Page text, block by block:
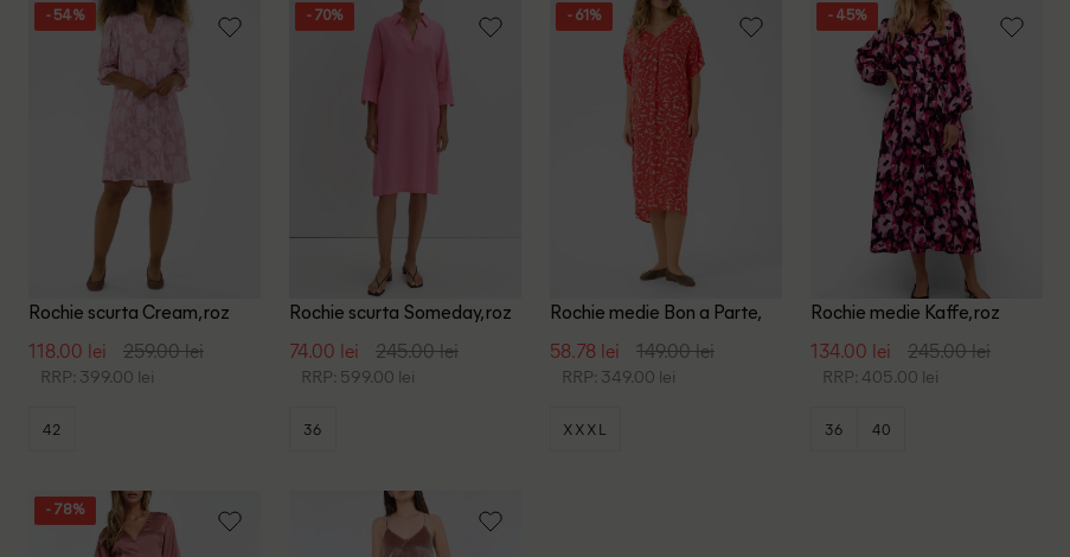
- 54%
Rochie scurta Cream, roz
118.00 lei 259.00 lei
RRP: 399.00 lei
42
- 70%
Rochie scurta Someday, roz
74.00 lei 245.00 lei
RRP: 599.00 lei
36
- 61%
Rochie medie Bon a Parte,
58.78 lei 149.00 lei
RRP: 349.00 lei
XXXL
- 45%
Rochie medie Kaffe, roz
134.00 lei 245.00 lei
RRP: 405.00 lei
36 40
- 78%